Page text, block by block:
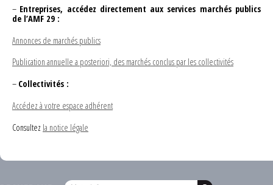
– Entreprises, accédez directement aux services marchés publics
de l’AMF 29 :
Annonces de marchés publics
Publication annuelle a posteriori, des marchés conclus par les collectivités
– Collectivités :
Accédez à votre espace adhérent
Consultez la notice légale